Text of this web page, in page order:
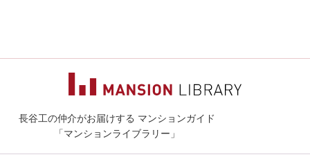
長谷工の仲介がお届けする マンションガイド
「マンションライブラリー」